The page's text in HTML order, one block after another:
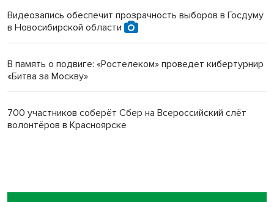
Видеозапись обеспечит прозрачность выборов в Госдуму
в Новосибирской области
В память о подвиге: «Ростелеком» проведет кибертурнир
«Битва за Москву»
700 участников соберёт Сбер на Всероссийский слёт
волонтёров в Красноярске